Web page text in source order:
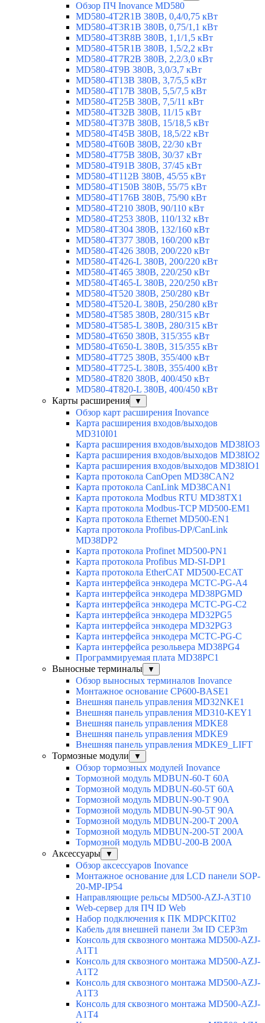
Обзор ПЧ Inovance MD580
MD580-4T2R1B 380В, 0,4/0,75 кВт
MD580-4T3R1B 380В, 0,75/1,1 кВт
MD580-4T3R8B 380В, 1,1/1,5 кВт
MD580-4T5R1B 380В, 1,5/2,2 кВт
MD580-4T7R2B 380В, 2,2/3,0 кВт
MD580-4T9B 380В, 3,0/3,7 кВт
MD580-4T13B 380В, 3,7/5,5 кВт
MD580-4T17B 380В, 5,5/7,5 кВт
MD580-4T25B 380В, 7,5/11 кВт
MD580-4T32B 380В, 11/15 кВт
MD580-4T37B 380В, 15/18,5 кВт
MD580-4T45B 380В, 18,5/22 кВт
MD580-4T60B 380В, 22/30 кВт
MD580-4T75B 380В, 30/37 кВт
MD580-4T91B 380В, 37/45 кВт
MD580-4T112B 380В, 45/55 кВт
MD580-4T150B 380В, 55/75 кВт
MD580-4T176B 380В, 75/90 кВт
MD580-4T210 380В, 90/110 кВт
MD580-4T253 380В, 110/132 кВт
MD580-4T304 380В, 132/160 кВт
MD580-4T377 380В, 160/200 кВт
MD580-4T426 380В, 200/220 кВт
MD580-4T426-L 380В, 200/220 кВт
MD580-4T465 380В, 220/250 кВт
MD580-4T465-L 380В, 220/250 кВт
MD580-4T520 380В, 250/280 кВт
MD580-4T520-L 380В, 250/280 кВт
MD580-4T585 380В, 280/315 кВт
MD580-4T585-L 380В, 280/315 кВт
MD580-4T650 380В, 315/355 кВт
MD580-4T650-L 380В, 315/355 кВт
MD580-4T725 380В, 355/400 кВт
MD580-4T725-L 380В, 355/400 кВт
MD580-4T820 380В, 400/450 кВт
MD580-4T820-L 380В, 400/450 кВт
Карты расширения
▼
Обзор карт расширения Inovance
Карта расширения входов/выходов
MD310I01
Карта расширения входов/выходов MD38IO3
Карта расширения входов/выходов MD38IO2
Карта расширения входов/выходов MD38IO1
Карта протокола CanOpen MD38CAN2
Карта протокола CanLink MD38CAN1
Карта протокола Modbus RTU MD38TX1
Карта протокола Modbus-TCP MD500-EM1
Карта протокола Ethernet MD500-EN1
Карта протокола Profibus-DP/CanLink
MD38DP2
Карта протокола Profinet MD500-PN1
Карта протокола Profibus MD-SI-DP1
Карта протокола EtherCAT MD500-ECAT
Карта интерфейса энкодера MCTC-PG-A4
Карта интерфейса энкодера MD38PGMD
Карта интерфейса энкодера MCTC-PG-C2
Карта интерфейса энкодера MD32PG5
Карта интерфейса энкодера MD32PG3
Карта интерфейса энкодера MCTC-PG-C
Карта интерфейса резольвера MD38PG4
Программируемая плата MD38PC1
Выносные терминалы
▼
Обзор выносных терминалов Inovance
Монтажное основание CP600-BASE1
Внешняя панель управления MD32NKE1
Внешняя панель управления MD310-KEY1
Внешняя панель управления MDKE8
Внешняя панель управления MDKE9
Внешняя панель управления MDKE9_LIFT
Тормозные модули
▼
Обзор тормозных модулей Inovance
Тормозной модуль MDBUN-60-T 60A
Тормозной модуль MDBUN-60-5T 60A
Тормозной модуль MDBUN-90-T 90A
Тормозной модуль MDBUN-90-5T 90A
Тормозной модуль MDBUN-200-T 200A
Тормозной модуль MDBUN-200-5T 200A
Тормозной модуль MDBU-200-B 200A
Аксессуары
▼
Обзор аксессуаров Inovance
Монтажное основание для LCD панели SOP-
20-MP-IP54
Направляющие рельсы MD500-AZJ-A3T10
Web-сервер для ПЧ ID Web
Набор подключения к ПК MDPCKIT02
Кабель для внешней панели 3м ID CEP3m
Консоль для сквозного монтажа MD500-AZJ-
A1T1
Консоль для сквозного монтажа MD500-AZJ-
A1T2
Консоль для сквозного монтажа MD500-AZJ-
A1T3
Консоль для сквозного монтажа MD500-AZJ-
A1T4